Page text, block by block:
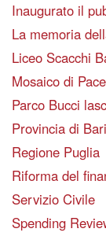
Inaugurato il
La memoria
Liceo Scacchi
Mosaico di Pace
Parco Bucci
Provincia di Bari
Regione Puglia
Riforma del
Servizio Civile
Spending